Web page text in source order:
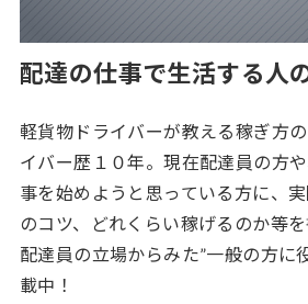
配達の仕事で生活する人
軽貨物ドライバーが教える稼ぎ方
イバー歴１０年。現在配達員の方
事を始めようと思っている方に、
のコツ、どれくらい稼げるのか等
配達員の立場からみた”一般の方に
載中！